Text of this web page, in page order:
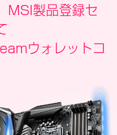
MSI製品登録セ
ウォレットコ